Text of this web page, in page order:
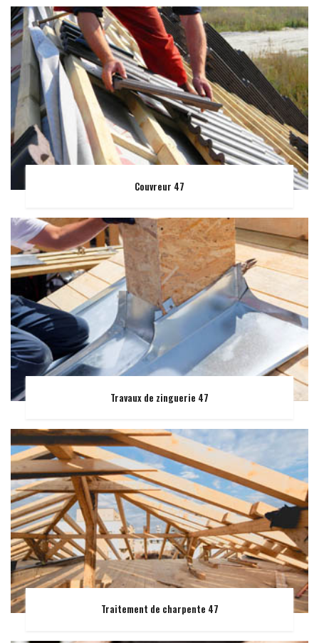
Couvreur 47
Travaux de zinguerie 47
Traitement de charpente 47